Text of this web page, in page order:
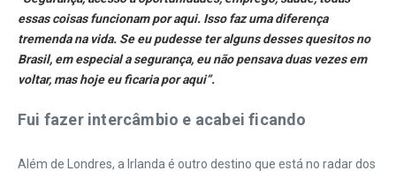
essas coisas funcionam por aqui. Isso faz uma diferença
tremenda na vida. Se eu pudesse ter alguns desses quesitos no
Brasil, em especial a segurança, eu não pensava duas vezes em
voltar, mas hoje eu ficaria por aqui”.
Fui fazer intercâmbio e acabei ficando
Além de Londres, a Irlanda é outro destino que está no radar dos